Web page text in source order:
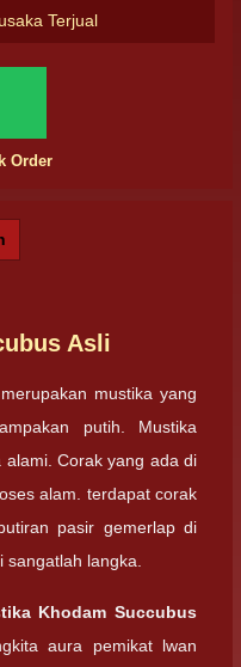
Terjual
Order
Asli
mustika yang
putih. Mustika
Corak yang ada di
alam. terdapat corak
pasir gemerlap di
sangatlah langka.
Khodam Succubus
aura pemikat lwan